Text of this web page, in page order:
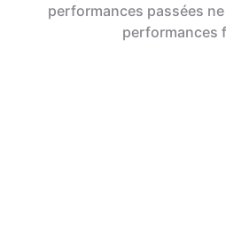
performances passées
performances